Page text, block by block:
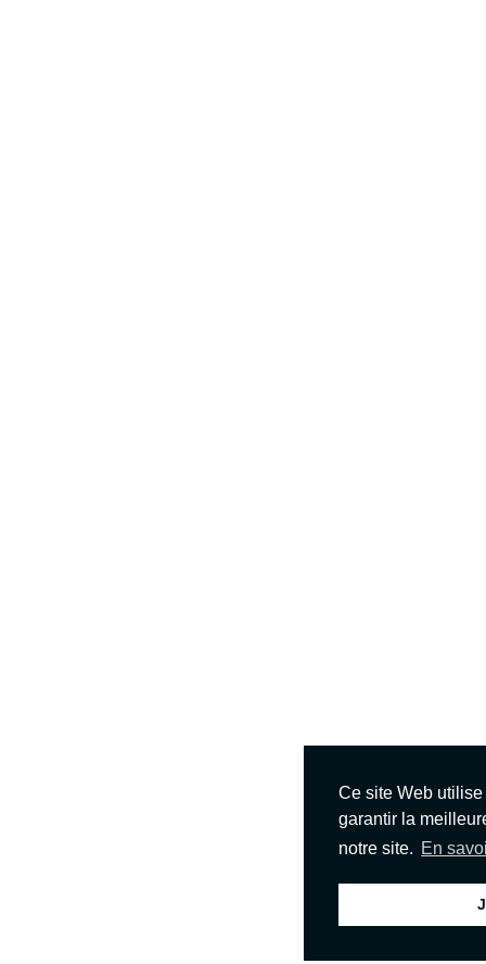
Ce site Web
garantir la
notre site. En